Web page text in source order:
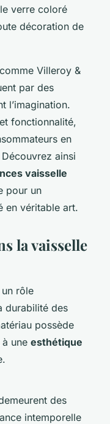
verre coloré
décoration de
Villeroy &
par des
l’imagination.
fonctionnalité,
en
ainsi
vaisselle
pour un
en véritable art.
la vaisselle
rôle
durabilité des
possède
une esthétique
des
intemporelle